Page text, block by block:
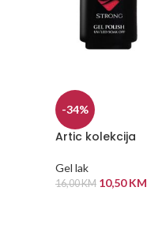
-34%
Artic kolekcija
Gel lak
16,00KM 10,50KM